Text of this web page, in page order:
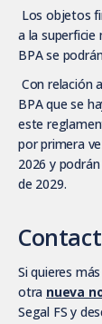
Los objetos
a la
BPA se
Con relación
BPA que se
este
por primera
2026 y
de 2029.
Si quieres
otra nueva
Segal FS y